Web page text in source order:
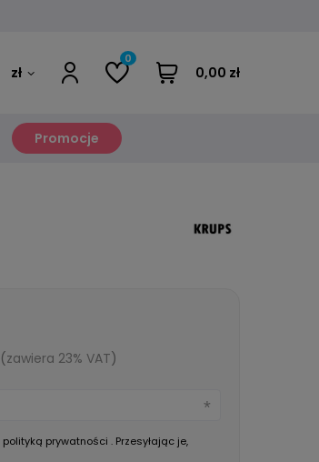
zł
0
0,00 zł
Promocje
(zawiera 23% VAT)
polityką prywatności . Przesyłając je,